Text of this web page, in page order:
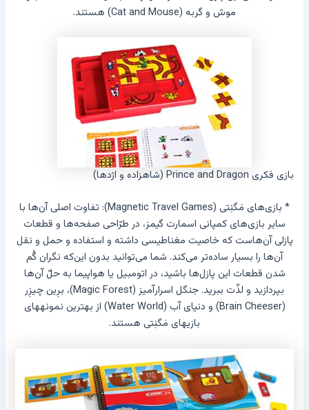
موش و گربه (Cat and Mouse) هستند.
بازی فکری Prince and Dragon (شاهزاده و اژدها)
* بازی‌های مَگنِتی (Magnetic Travel Games): تفاوت اصلی آن‌ها با
سایر بازی‌های کمپانی اسمارت گیمز، در طرّاحی صفحه‌ها و قطعات
پازلی آن‌هاست که خاصیت مغناطیسی داشته و استفاده و حمل و نقل
آن‌ها را بسیار ساده‌تر می‌کند. شما می‌توانید بدون این‌که نگران گُم
شدن قطعات این پازل‌ها باشید، در اتومبیل یا هواپیما به حلّ آن‌ها
بپردازید و لذّت ببرید. جنگل اسرار‌آمیز (Magic Forest)، برِین چیزِر
(Brain Cheeser) و دنیای آب (Water World) از بهترین نمونههای
بازیهای مَگنِتی هستند.